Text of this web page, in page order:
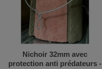
Nichoir 32mm avec
protection anti prédateurs -